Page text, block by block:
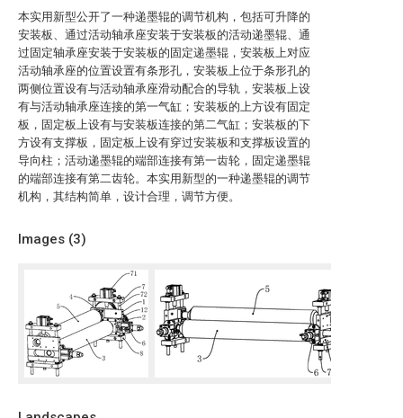
本实用新型公开了一种递墨辊的调节机构，包括可升降的
安装板、通过活动轴承座安装于安装板的活动递墨辊、通
过固定轴承座安装于安装板的固定递墨辊，安装板上对应
活动轴承座的位置设置有条形孔，安装板上位于条形孔的
两侧位置设有与活动轴承座滑动配合的导轨，安装板上设
有与活动轴承座连接的第一气缸；安装板的上方设有固定
板，固定板上设有与安装板连接的第二气缸；安装板的下
方设有支撑板，固定板上设有穿过安装板和支撑板设置的
导向柱；活动递墨辊的端部连接有第一齿轮，固定递墨辊
的端部连接有第二齿轮。本实用新型的一种递墨辊的调节
机构，其结构简单，设计合理，调节方便。
Images (3)